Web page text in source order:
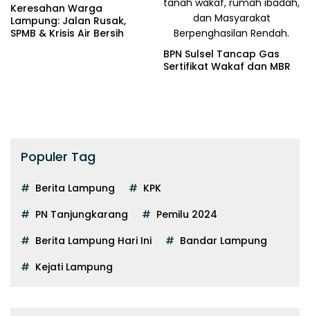
Keresahan Warga
Lampung: Jalan Rusak,
SPMB & Krisis Air Bersih
BPN Sulsel Tancap Gas
Sertifikat Wakaf dan MBR
Populer Tag
Berita Lampung
KPK
PN Tanjungkarang
Pemilu 2024
Berita Lampung Hari Ini
Bandar Lampung
Kejati Lampung